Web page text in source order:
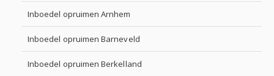
Inboedel opruimen Arnhem
Inboedel opruimen Barneveld
Inboedel opruimen Berkelland